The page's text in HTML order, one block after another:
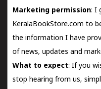
Marketing permission: I
KeralaBookStore.com to
the information I have
of news, updates and
What to expect: If you
stop hearing from us,